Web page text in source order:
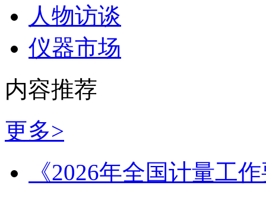
人物访谈
仪器市场
内容推荐
更多>
《2026年全国计量工